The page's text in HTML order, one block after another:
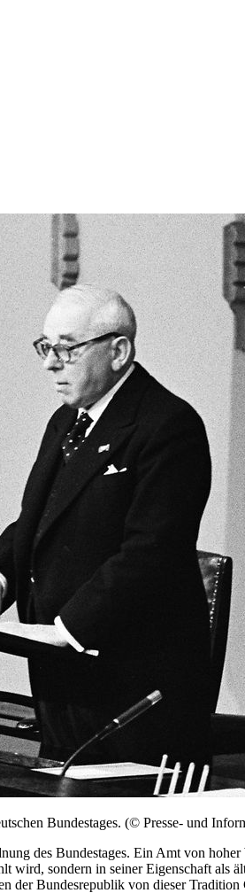
Bundestages. (© Presse- und
des Bundestages. Ein Amt von
sondern in seiner Eigenschaft als
der Bundesrepublik von dieser